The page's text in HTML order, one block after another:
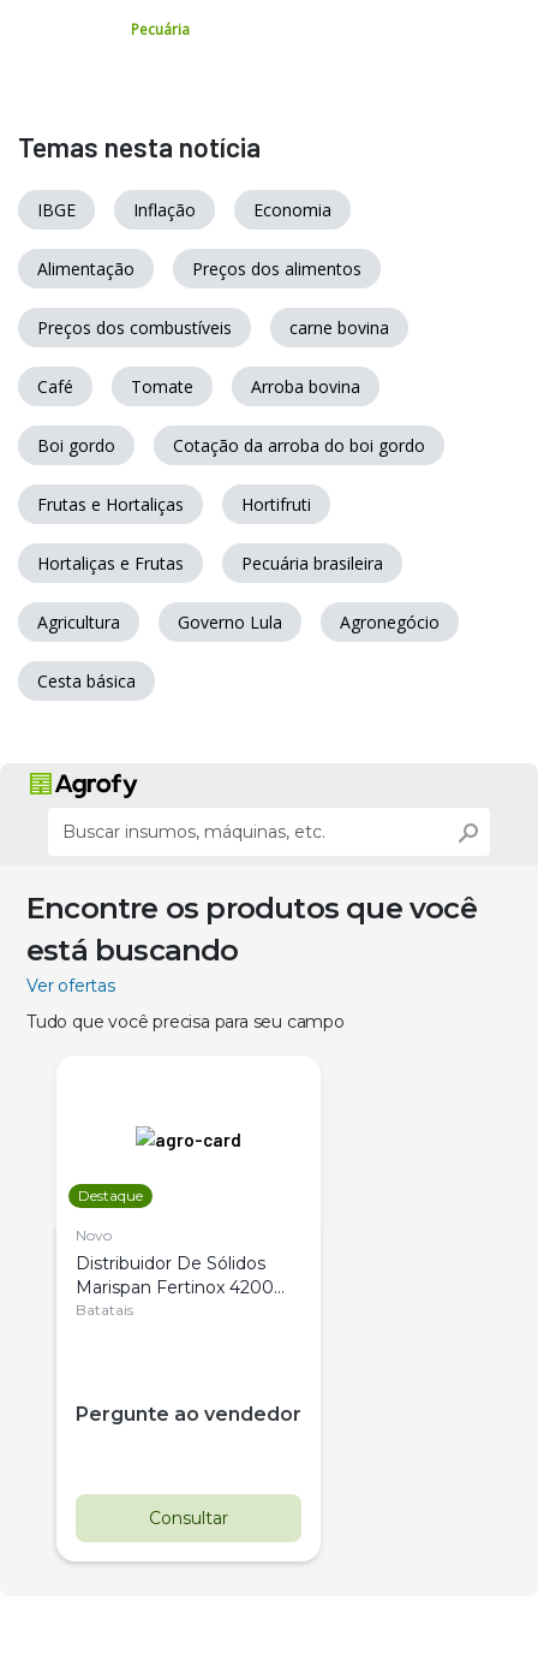
Pecuária
Temas nesta notícia
IBGE Inflação Economia
Alimentação Preços dos alimentos
Preços dos combustíveis carne bovina
Café Tomate Arroba bovina
Boi gordo Cotação da arroba do boi gordo
Frutas e Hortaliças Hortifruti
Hortaliças e Frutas Pecuária brasileira
Agricultura Governo Lula Agronegócio
Cesta básica
Encontre os produtos que você
está buscando
Ver ofertas
Tudo que você precisa para seu campo
Destaque
Novo
Distribuidor De Sólidos
Marispan Fertinox 4200
Citrus
Batatais
Pergunte ao vendedor
Consultar